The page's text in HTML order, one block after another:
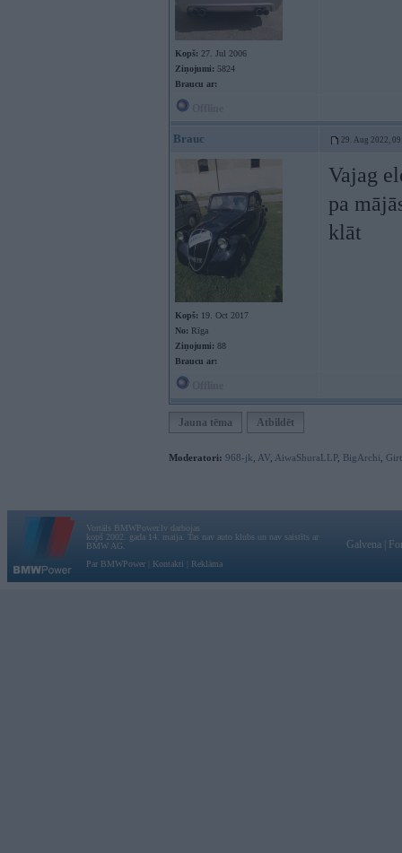
Kopš: 27. Jul 2006
Ziņojumi: 5824
Braucu ar:
Brauc 29. Aug 2022,
Kopš: 19. Oct 2017
No: Rīga
Ziņojumi: 88
Braucu ar:
Vajag
pa
klāt
Jauna tēma Atbildēt
Moderatori: 968-jk AV AiwaShuraLLP, BigArchi
Vortāls BMWPower.lv darbojas
kopš 2002. gada 14. maija. Tas nav auto klubs un nav saistīts ar
BMW AG.
Par BMWPower
Kontakti Reklāma
Galvena